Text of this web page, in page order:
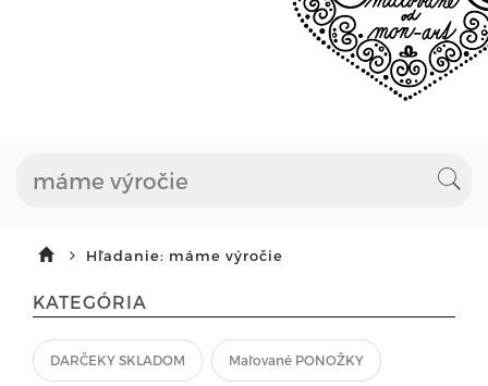
Hľadanie: máme výročie
KATEGÓRIA
DARČEKY SKLADOM Maľované PONOŽKY